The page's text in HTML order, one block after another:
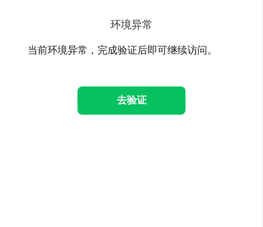
环境异常
当前环境异常，完成验证后即可继续访问。
去验证